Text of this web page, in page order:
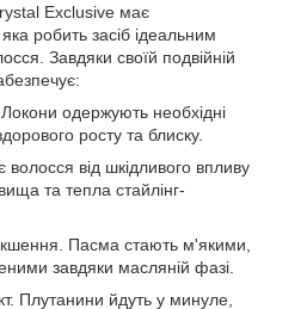
Exclusive має
робить засіб ідеальним
Завдяки своїй подвійній
одержують необхідні
росту та блиску.
волосся від шкідливого впливу
та тепла стайлінг-
Пасма стають м'якими,
завдяки масляній фазі.
Плутанини йдуть у минуле,